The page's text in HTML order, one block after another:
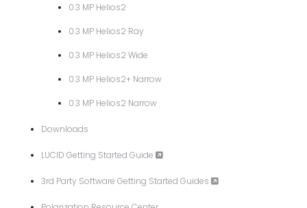
0.3 MP Helios2
0.3 MP Helios2 Ray
0.3 MP Helios2 Wide
0.3 MP Helios2+ Narrow
0.3 MP Helios2 Narrow
Downloads
LUCID Getting Started Guide
3rd Party Software Getting Started Guides